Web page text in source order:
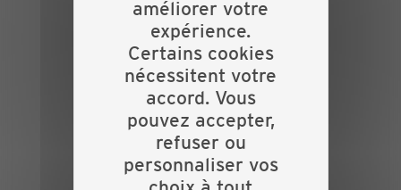
Présentation
Nos batailles
Nos services
INFORMATIONS
Mentions légales
améliorer votre
expérience.
Certains cookies
nécessitent votre
accord. Vous
pouvez accepter,
refuser ou
personnaliser vos